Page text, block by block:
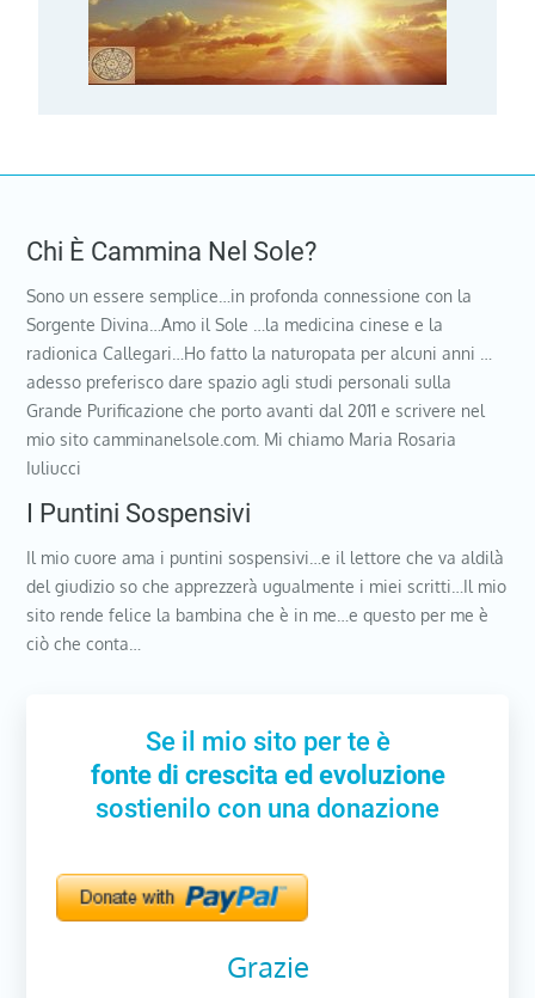
Chi È Cammina Nel Sole?
Sono un essere semplice…in profonda connessione con la
Sorgente Divina…Amo il Sole …la medicina cinese e la
radionica Callegari…Ho fatto la naturopata per alcuni anni …
adesso preferisco dare spazio agli studi personali sulla
Grande Purificazione che porto avanti dal 2011 e scrivere nel
mio sito camminanelsole.com. Mi chiamo Maria Rosaria
Iuliucci
I Puntini Sospensivi
Il mio cuore ama i puntini sospensivi…e il lettore che va aldilà
del giudizio so che apprezzerà ugualmente i miei scritti…Il mio
sito rende felice la bambina che è in me…e questo per me è
ciò che conta…
Se il mio sito per te è
fonte di crescita ed evoluzione
sostienilo con una donazione
Grazie